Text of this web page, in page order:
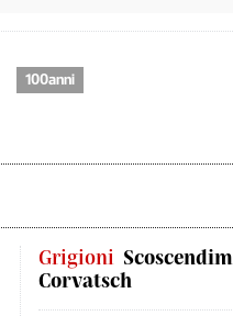
100anni
Grigioni
Corvatsch